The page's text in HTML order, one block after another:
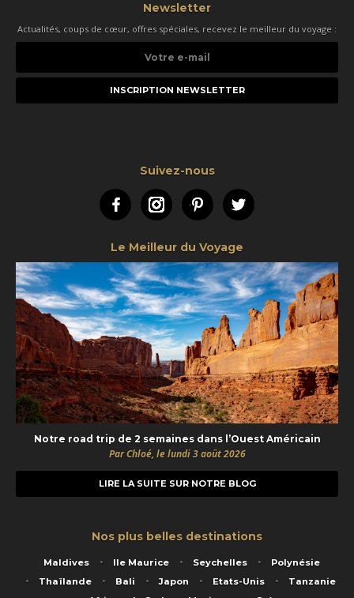
Newsletter
Actualités, coups de cœur, offres spéciales, recevez le meilleur du voyage :
e-
Suivez-nous
FacebookInstagramPinterestTwitter
Le Meilleur du Voyage
Notre road trip de 2 semaines dans l’Ouest Américain
Par Chloé, le lundi 3 août 2026
LIRE LA SUITE SUR NOTRE BLOG
Nos plus belles destinations
Maldives Ile Maurice Seychelles
Polynésie
Thaïlande
Bali Japon Etats-Unis
Tanzanie